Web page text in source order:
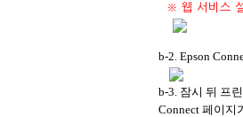
※ 웹 서비스
b-2. Epson
b-3. 잠시 뒤 프
Connect 페이지